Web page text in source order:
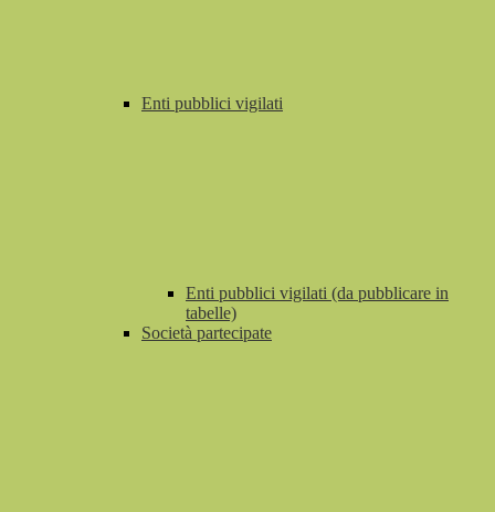
Enti pubblici vigilati
Enti pubblici vigilati (da pubblicare in
tabelle)
Società partecipate